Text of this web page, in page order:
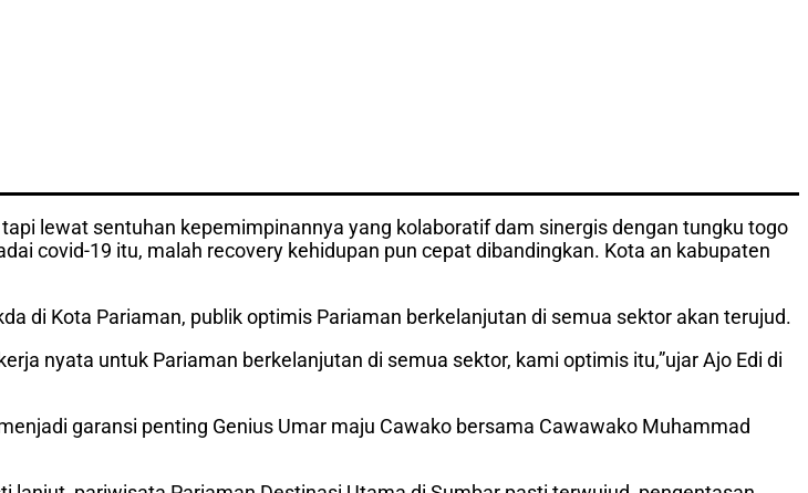
lewat sentuhan kepemimpinannya yang kolaboratif dam sinergis dengan tungku togo
covid-19 itu, malah recovery kehidupan pun cepat dibandingkan. Kota an kabupaten
di Kota Pariaman, publik optimis Pariaman berkelanjutan di semua sektor akan terujud.
nyata untuk Pariaman berkelanjutan di semua sektor, kami optimis itu,”ujar Ajo Edi di
garansi penting Genius Umar maju Cawako bersama Cawawako Muhammad